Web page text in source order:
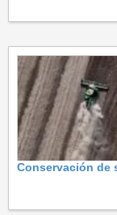
Conservación de